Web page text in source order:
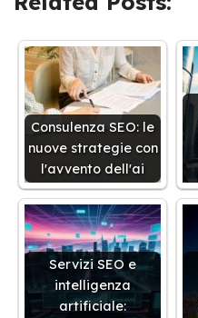
Consulenza SEO: le
nuove strategie con
l'avvento dell'ai
Servizi SEO e
intelligenza
artificiale: